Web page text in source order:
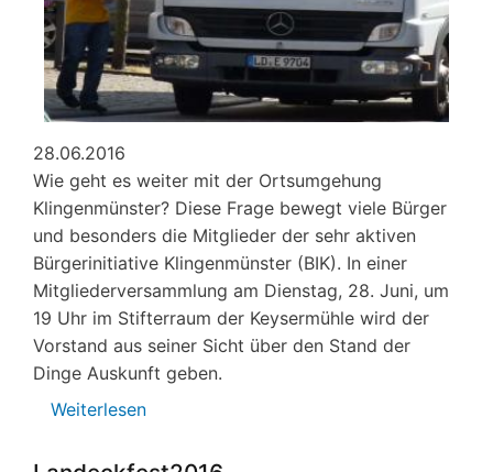
28.06.2016
Wie geht es weiter mit der Ortsumgehung
Klingenmünster? Diese Frage bewegt viele Bürger
und besonders die Mitglieder der sehr aktiven
Bürgerinitiative Klingenmünster (BIK). In einer
Mitgliederversammlung am Dienstag, 28. Juni, um
19 Uhr im Stifterraum der Keysermühle wird der
Vorstand aus seiner Sicht über den Stand der
Dinge Auskunft geben.
Weiterlesen
Mitgliederversammlung